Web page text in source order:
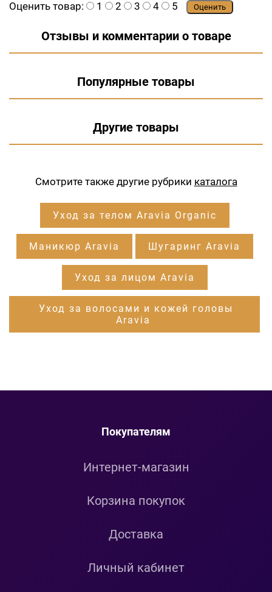
Оценить товар: 1 2 3 4 5 Оценить
Отзывы и комментарии о товаре
Популярные товары
Другие товары
Смотрите также другие рубрики каталога
Уход за телом Aravia Organic
Маникюр Aravia Шугаринг Aravia
Уход за лицом Aravia
Уход за волосами и кожей головы
Aravia
Покупателям
Интернет-магазин
Корзина покупок
Доставка
Личный кабинет